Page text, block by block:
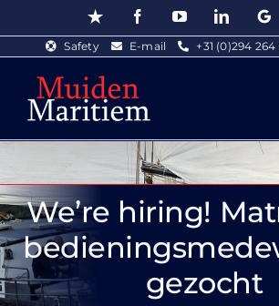
to
content
Trustpilot FacebookYouTubeLinkedIn
Safety E-mail +31 (0)294
We’re hiring!
gezocht